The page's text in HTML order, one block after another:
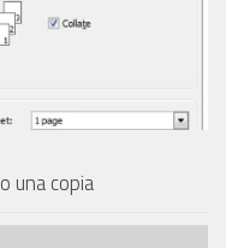
una copia